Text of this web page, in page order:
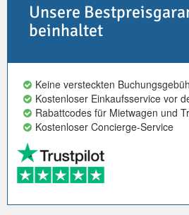
Unsere
beinhaltet
Keine versteckten
Kostenloser Einkaufsservice vor
Rabattcodes für Mietwagen und
Kostenloser Concierge-Service